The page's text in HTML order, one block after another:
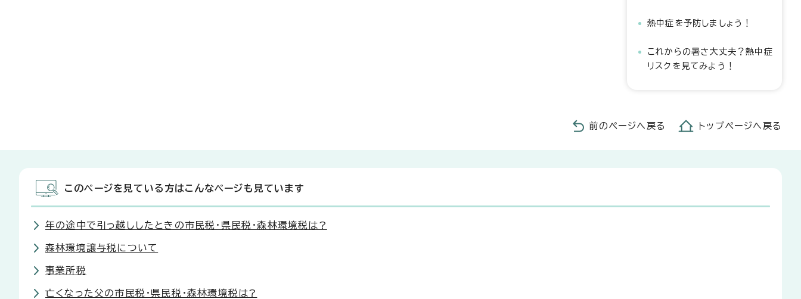
熱中症を予防しましょう！
これからの暑さ大丈夫？熱中症
リスクを見てみよう！
前のページへ戻る トップページへ戻る
このページを見ている方はこんなページも見ています
年の途中で引っ越ししたときの市民税・県民税・森林環境税は?
森林環境譲与税について
事業所税
亡くなった父の市民税・県民税・森林環境税は?